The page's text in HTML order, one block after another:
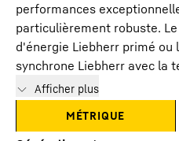
performances
particulièrement robuste.
d'énergie Liebherr primé
synchrone Liebherr avec la
Afficher plus
MÉTRIQUE